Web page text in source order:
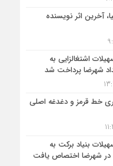
آخرین اثر نویسنده
اشتغالزایی به
شهرضا پرداخت شد
خط قرمز و دغدغه اصلی
بنیاد برکت به
شهرضا اختصاص یافت